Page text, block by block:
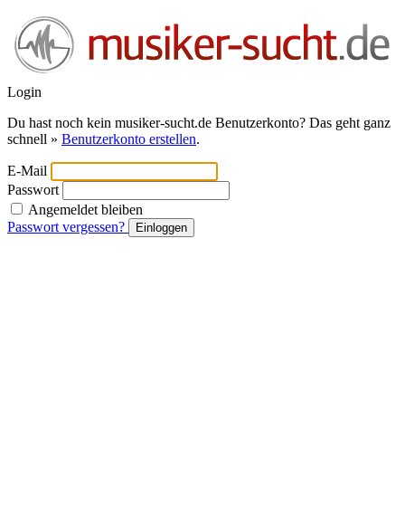
Login
Du hast noch kein musiker-sucht.de Benutzerkonto? Das geht ganz
schnell » Benutzerkonto erstellen.
E-Mail
Passwort
Angemeldet bleiben
Passwort vergessen?
Einloggen